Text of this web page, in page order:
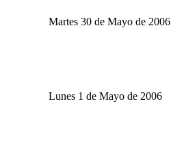
Martes 30 de Mayo de 2006
Lunes 1 de Mayo de 2006